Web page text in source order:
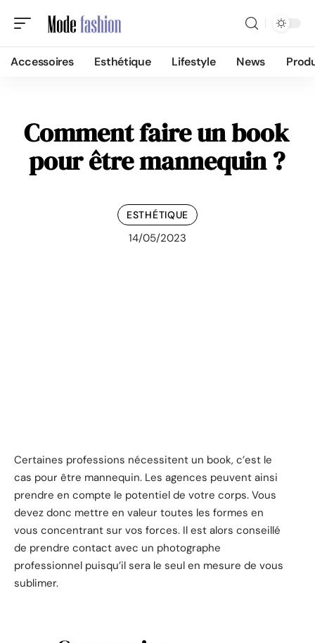
Accessoires Esthétique Lifestyle News
Comment faire un book
pour être mannequin ?
ESTHÉTIQUE
14/05/2023
Certaines professions nécessitent un book, c’est le
cas pour être mannequin. Les agences peuvent ainsi
prendre en compte le potentiel de votre corps. Vous
devez donc mettre en valeur toutes les formes en
vous concentrant sur vos forces. Il est alors conseillé
de prendre contact avec un photographe
professionnel puisqu’il sera le seul en mesure de vous
sublimer.